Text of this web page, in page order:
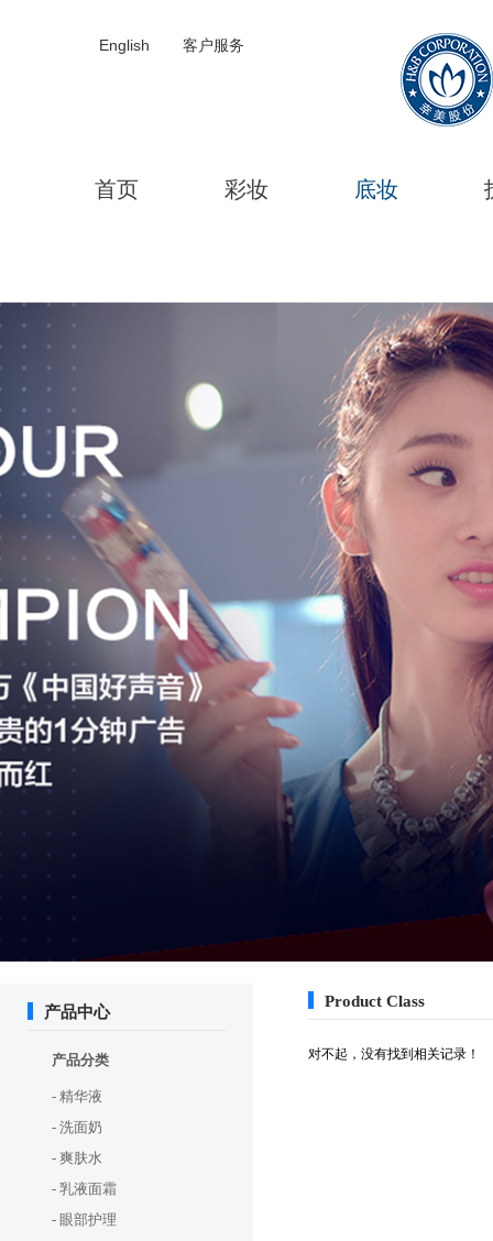
English 客户服务
首页 彩妆 底妆
产品中心
产品分类
- 精华液
- 洗面奶
- 爽肤水
- 乳液面霜
- 眼部护理
Product Class
对不起，没有找到相关记录！